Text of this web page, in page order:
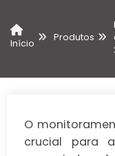
Início
Produtos
O
crucial para